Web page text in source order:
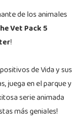
de los animales
Vet Pack 5
!
de Vida y sus
juega en el parque y
serie animada
más geniales!